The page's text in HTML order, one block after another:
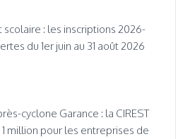
scolaire : les inscriptions 2026-
du 1er juin au 31 août 2026
cyclone Garance : la CIREST
million pour les entreprises de